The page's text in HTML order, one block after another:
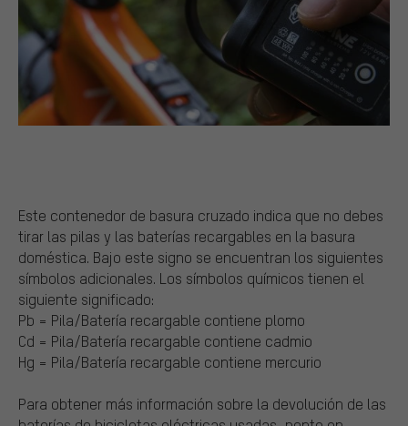
Este contenedor de basura cruzado indica que no debes
tirar las pilas y las baterías recargables en la basura
doméstica. Bajo este signo se encuentran los siguientes
símbolos adicionales. Los símbolos químicos tienen el
siguiente significado:
Pb = Pila/Batería recargable contiene plomo
Cd = Pila/Batería recargable contiene cadmio
Hg = Pila/Batería recargable contiene mercurio
Para obtener más información sobre la devolución de las